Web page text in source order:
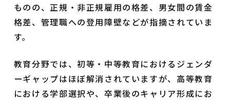
ものの、正規・非正規雇用の格差、男女間の賃金
格差、管理職への登用障壁などが指摘されていま
す。
教育分野では、初等・中等教育におけるジェンダ
ーギャップはほぼ解消されていますが、高等教育
における学部選択や、卒業後のキャリア形成にお